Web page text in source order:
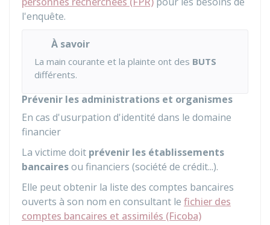
l'enquête.
À savoir
La main courante et la plainte ont des BUTS
différents.
Prévenir les administrations et organismes
En cas d'usurpation d'identité dans le domaine
financier
La victime doit prévenir les établissements
bancairesou financiers (société de crédit...).
Elle peut obtenir la liste des comptes bancaires
ouverts à son nom en consultant le fichier des
comptes bancaires et assimilés (Ficoba)